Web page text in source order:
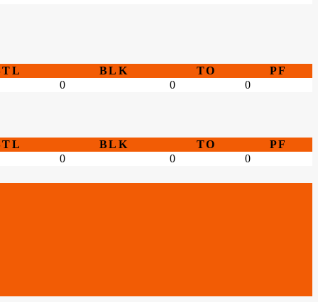
BLK TO
PF
0 0 0
BLK TO
PF
0 0 0